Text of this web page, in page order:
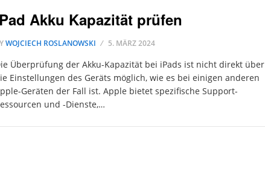
Akku Kapazität prüfen
WOJCIECH ROSLANOWSKI 5. MÄRZ 2024
Überprüfung der Akku-Kapazität bei iPads ist nicht direkt über
Einstellungen des Geräts möglich, wie es bei einigen anderen
Geräten der Fall ist. Apple bietet spezifische Support-
und -Dienste,…